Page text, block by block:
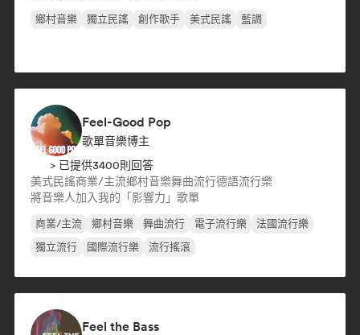
鄉村音樂 獨立民謠 創作歌手 美式民謠 藍調
Feel-Good Pop
歌單音樂博主
> 已提供3400則回答
美式民謠商業/主流鄉村音樂舞曲流行德語流行樂
將音樂人加入我的「影響力」歌單
商業/主流 鄉村音樂 舞曲流行 電子流行樂
法國流行樂
獨立流行
國際流行樂 流行搖滾
Feel the Bass